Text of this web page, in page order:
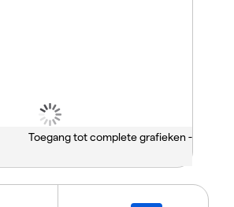
Toegang tot complete grafieken -